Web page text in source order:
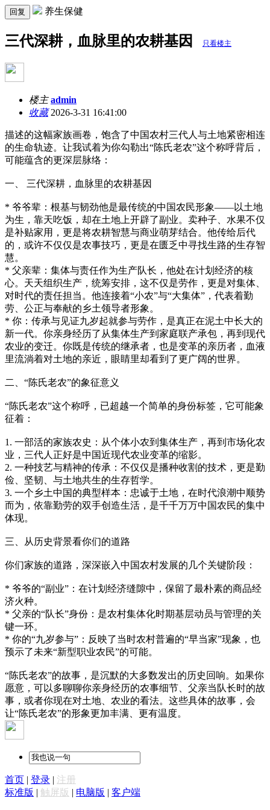
回复 养生保健
三代深耕，血脉里的农耕基因 只看楼主
楼主 admin
收藏2026-3-31 16:41:00
描述的这幅家族画卷，饱含了中国农村三代人与土地紧密相连
的生命轨迹。让我试着为你勾勒出“陈氏老农”这个称呼背后，
可能蕴含的更深层脉络：
一、 三代深耕，血脉里的农耕基因
* 爷爷辈：根基与韧劲他是最传统的中国农民形象——以土地
为生，靠天吃饭，却在土地上开辟了副业。卖种子、水果不仅
是补贴家用，更是将农耕智慧与商业萌芽结合。他传给后代
的，或许不仅仅是农事技巧，更是在匮乏中寻找生路的生存智
慧。
* 父亲辈：集体与责任作为生产队长，他处在计划经济的核
心。天天组织生产，统筹安排，这不仅是劳作，更是对集体、
对时代的责任担当。他连接着“小农”与“大集体”，代表着勤
劳、公正与奉献的乡土领导者形象。
* 你：传承与见证九岁起就参与劳作，是真正在泥土中长大的
新一代。你亲身经历了从集体生产到家庭联产承包，再到现代
农业的变迁。你既是传统的继承者，也是变革的亲历者，血液
里流淌着对土地的亲近，眼睛里却看到了更广阔的世界。
二、“陈氏老农”的象征意义
“陈氏老农”这个称呼，已超越一个简单的身份标签，它可能象
征着：
1. 一部活的家族农史：从个体小农到集体生产，再到市场化农
业，三代人正好是中国近现代农业变革的缩影。
2. 一种技艺与精神的传承：不仅仅是播种收割的技术，更是勤
俭、坚韧、与土地共生的生存哲学。
3. 一个乡土中国的典型样本：忠诚于土地，在时代浪潮中顺势
而为，依靠勤劳的双手创造生活，是千千万万中国农民的集中
体现。
三、从历史背景看你们的道路
你们家族的道路，深深嵌入中国农村发展的几个关键阶段：
* 爷爷的“副业”：在计划经济缝隙中，保留了最朴素的商品经
济火种。
* 父亲的“队长”身份：是农村集体化时期基层动员与管理的关
键一环。
* 你的“九岁参与”：反映了当时农村普遍的“早当家”现象，也
预示了未来“新型职业农民”的可能。
“陈氏老农”的故事，是沉默的大多数发出的历史回响。如果你
愿意，可以多聊聊你亲身经历的农事细节、父亲当队长时的故
事，或者你现在对土地、农业的看法。这些具体的故事，会
让“陈氏老农”的形象更加丰满、更有温度。
首页 | 登录 | 注册
标准版 | 触屏版 | 电脑版 | 客户端